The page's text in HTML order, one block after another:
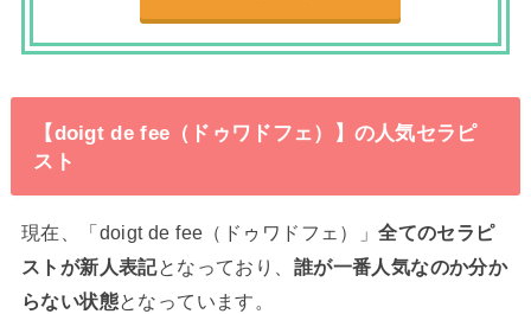
【doigt de fee（ドゥワドフェ）】の人気セラピ
スト
現在、「doigt de fee（ドゥワドフェ）」全てのセラピ
ストが新人表記となっており、 誰が一番人気なのか分か
らない状態となっています。